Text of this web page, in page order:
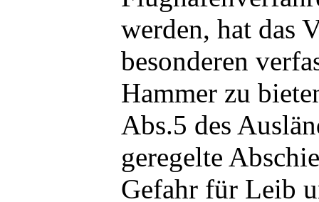
werden, hat das
besonderen
Hammer zu
Abs.5 des
geregelte
Gefahr für Leib